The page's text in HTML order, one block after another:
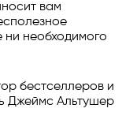
вам
необходимого
бестселлеров и
Джеймс Альтушер